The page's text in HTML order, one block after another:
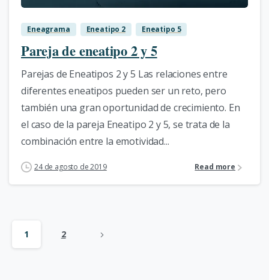
Eneagrama Eneatipo 2 Eneatipo 5
Pareja de eneatipo 2 y 5
Parejas de Eneatipos 2 y 5 Las relaciones entre
diferentes eneatipos pueden ser un reto, pero
también una gran oportunidad de crecimiento. En
el caso de la pareja Eneatipo 2 y 5, se trata de la
combinación entre la emotividad...
24 de agosto de 2019 Read more
1 2